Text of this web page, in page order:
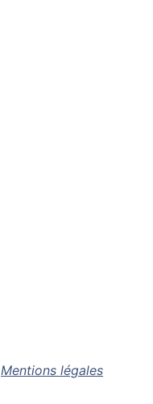
Mentions légales